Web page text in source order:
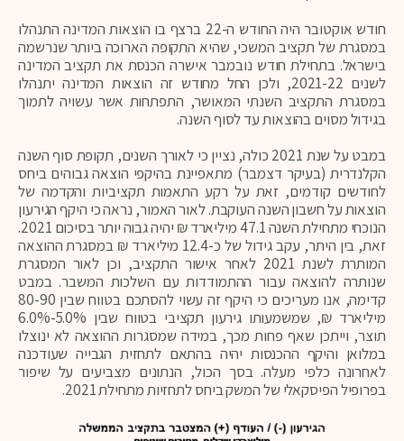
חודש אוקטובר היה החודש ה-22 ברצף בו הוצאות המדינה התנהלו
במסגרת של תקציב המשכי, שהיא התקופה הארוכה ביותר שנרשמה
בישראל. בתחילת חודש נובמבר אישרה הכנסת את תקציב המדינה
לשנים 2021-22, ולכן החל מחודש זה הוצאות המדינה יתנהלו
במסגרת התקציב השנתי המאושר, התפתחות אשר עשויה לתמוך
בגידול מסוים בהוצאות עד לסוף השנה.
במבט על שנת 2021 כולה, נציין כי לאורך השנים, תקופת סוף השנה
הקלנדרית (בעיקר דצמבר) מתאפיינת בהיקפי הוצאה גבוהים ביחס
לחודשים קודמים, זאת על רקע התאמות תקציביות והקדמה של
הוצאות על חשבון השנה העוקבת. לאור האמור, נראה כי היקף הגירעון
הנוכחי מתחילת השנה 47.1 מיליארד ₪ יהיה גבוה יותר בסיכום 2021.
זאת, בין היתר, עקב גידול של כ-12.4 מיליארד ₪ במסגרת ההוצאה
המותרת לשנת 2021 לאחר אישור התקציב, וכן לאור המסגרת
שנותרה להוצאה עבור ההתמודדות עם השלכות המשבר. במבט
קדימה, אנו מעריכים כי היקף זה עשוי להסתכם בטווח שבין 80-90
מיליארד ₪, שמשמעותו גירעון תקציבי בטווח שבין 5.0%-6.0%
תוצר, וייתכן שאף פחות מכך, במידה שמסגרות ההוצאה לא ינוצלו
במלואן והיקף ההכנסות יהיה בהתאם לתחזית הגבייה שעודכנה
לאחרונה כלפי מעלה. בסך הכול, הנתונים מצביעים על שיפור
בפרופיל הפיסקאלי של המשק ביחס לתחזיות מתחילת 2021.